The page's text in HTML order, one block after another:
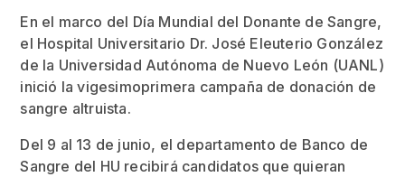
En el marco del Día Mundial del Donante de Sangre,
el Hospital Universitario Dr. José Eleuterio González
de la Universidad Autónoma de Nuevo León (UANL)
inició la vigesimoprimera campaña de donación de
sangre altruista.
Del 9 al 13 de junio, el departamento de Banco de
Sangre del HU recibirá candidatos que quieran